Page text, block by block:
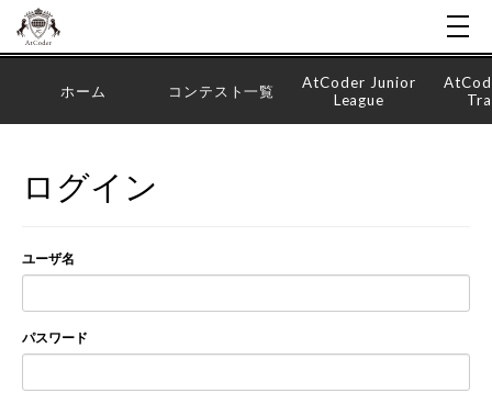
ホーム コンテスト一覧
AtCoder Junior
League
ログイン
ユーザ名
パスワード